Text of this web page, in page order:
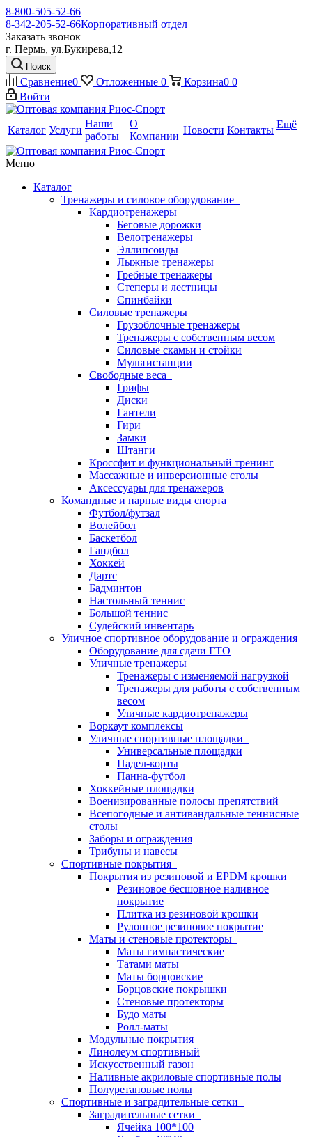
8-800-505-52-66
8-342-205-52-66Корпоративный отдел
Заказать звонок
г. Пермь, ул.Букирева,12
Поиск
Сравнение0 Отложенные 0 Корзина0 0
Войти
Каталог Услуги
Наши
работы
О
Компании
Новости Контакты Ещё
Меню
Каталог
Тренажеры и силовое оборудование
Кардиотренажеры
Беговые дорожки
Велотренажеры
Эллипсоиды
Лыжные тренажеры
Гребные тренажеры
Степеры и лестницы
Спинбайки
Силовые тренажеры
Грузоблочные тренажеры
Тренажеры с собственным весом
Силовые скамьи и стойки
Мультистанции
Свободные веса
Грифы
Диски
Гантели
Гири
Замки
Штанги
Кроссфит и функциональный тренинг
Массажные и инверсионные столы
Аксессуары для тренажеров
Командные и парные виды спорта
Футбол/футзал
Волейбол
Баскетбол
Гандбол
Хоккей
Дартс
Бадминтон
Настольный теннис
Большой теннис
Судейский инвентарь
Уличное спортивное оборудование и ограждения
Оборудование для сдачи ГТО
Уличные тренажеры
Тренажеры с изменяемой нагрузкой
Тренажеры для работы с собственным
весом
Уличные кардиотренажеры
Воркаут комплексы
Уличные спортивные площадки
Универсальные площадки
Падел-корты
Панна-футбол
Хоккейные площадки
Военизированные полосы препятствий
Всепогодные и антивандальные теннисные
столы
Заборы и ограждения
Трибуны и навесы
Спортивные покрытия
Покрытия из резиновой и EPDM крошки
Резиновое бесшовное наливное
покрытие
Плитка из резиновой крошки
Рулонное резиновое покрытие
Маты и стеновые протекторы
Маты гимнастические
Татами маты
Маты борцовские
Борцовские покрышки
Стеновые протекторы
Будо маты
Ролл-маты
Модульные покрытия
Линолеум спортивный
Искусственный газон
Наливные акриловые спортивные полы
Полуретановые полы
Спортивные и заградительные сетки
Заградительные сетки
Ячейка 100*100